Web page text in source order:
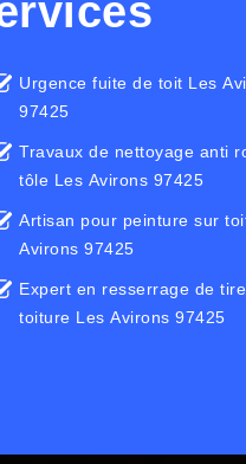
Urgence fuite de toit Les
97425
Travaux de nettoyage anti
tôle Les Avirons 97425
Artisan pour peinture sur
Avirons 97425
Expert en resserrage de
toiture Les Avirons 97425